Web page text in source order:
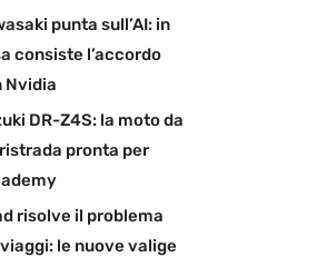
punta sull’AI: in
consiste l’accordo
Nvidia
DR-Z4S: la moto da
pronta per
risolve il problema
le nuove valige